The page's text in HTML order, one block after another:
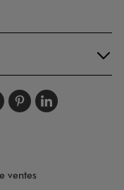
sursur
nous sur
nousnous
Suivez-
ventes